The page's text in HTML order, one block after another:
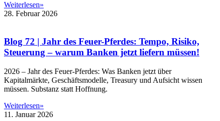
Weiterlesen»
28. Februar 2026
Blog 72 | Jahr des Feuer-Pferdes: Tempo, Risiko,
Steuerung – warum Banken jetzt liefern müssen!
2026 – Jahr des Feuer-Pferdes: Was Banken jetzt über
Kapitalmärkte, Geschäftsmodelle, Treasury und Aufsicht wissen
müssen. Substanz statt Hoffnung.
Weiterlesen»
11. Januar 2026